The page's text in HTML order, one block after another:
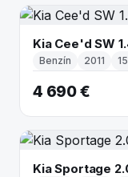
Kia Cee'd SW
Benzín 2011
4 690 €
Kia Sportage